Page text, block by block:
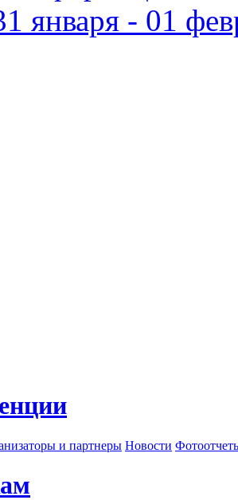
января - 01
и партнеры Новости